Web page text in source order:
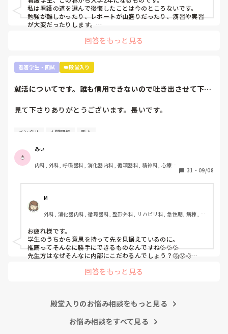
思います。いいことです。
これくらいしか言えないです。お役に立てるかわかりません
が…月並みなアドバイスですみません。
私は看護の道を選んで後悔したことは今のところないです。
勉強が難しかったり、レポートが山盛りだったり、演習や実習
が大変だったりします。
患者さんの不安なことに寄り添って少しでも解決できたらなっ
て思ってるから😌
会った看護師さんのようになりたいって思って頑張ってます。
が。
自分が看護に向いてる向いてないじゃなくて、看護に携わりた
が…)
も現役看護師さんの意見知りたいです。
回答をもっと見る
看護学生・国試 👑殿堂入り
就活についてです。誰も信用できないので吐き出させて下さ
見て下さりありがとうございます。長いです。
①グループ系列の専門学校に行っています。
に頑張って3年生になったところです。外部の受験を考えて
いることは1年生の時から担任･就職担当の事務に伝えていま
した。
ています。第1志望はB病院です。
①-③を前提として読んで頂きたいです。
インターンシップに行ってから何処に就職したいのか決めた
いという考えが私にあり、気になっている病院(B病院)のイ
ンターンシップに行けたのが8月中旬でした。とてもいい所
で、内部の病院がどれだけ古い考え方で人間関係が終わって
メンタル 人間関係 新人
みぃ
内科, 外科, 呼吸器科, 消化器内科, 循環器科, 精神科, 心療内
棟, 神経内科, 脳神経外科, 消化器外科, 一般病院, 慢性期, 回
31 ・ 09/08
M
外科, 消化器内科, 循環器科, 整形外科, リハビリ科, 急性期, 病棟, 消
お疲れ様です。
学生のうちから意思を持って先を見据えているのに。
推薦ってそんなに勝手にできるものなんですね💦💦💦
先生方はなぜそんなに内部にこだわるんでしょう？🤔😮‍💨
学校には話は通じない気がしますね💦
回答をもっと見る
殿堂入りのお悩み相談をもっと見る
お悩み相談をすべて見る